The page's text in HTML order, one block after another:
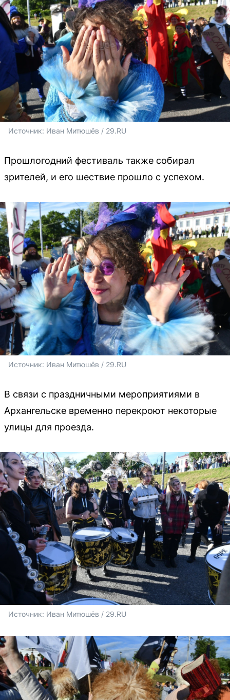
Источник: Иван Митюшёв / 29.RU
Прошлогодний фестиваль также собирал
зрителей, и его шествие прошло с успехом.
Источник: Иван Митюшёв / 29.RU
В связи с праздничными мероприятиями в
Архангельске временно перекроют некоторые
улицы для проезда.
Источник: Иван Митюшёв / 29.RU